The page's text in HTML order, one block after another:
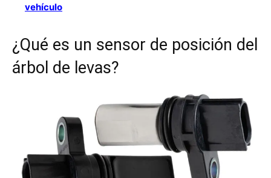
vehículo
¿Qué es un sensor de posición del
árbol de levas?